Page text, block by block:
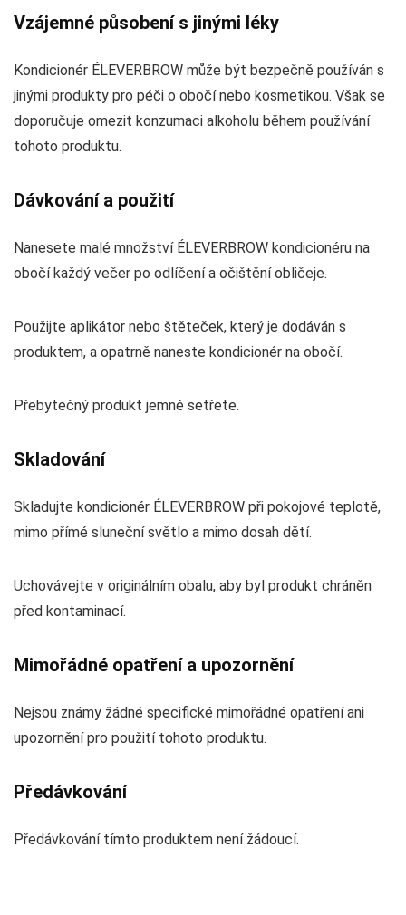
Vzájemné působení s jinými léky
Kondicionér ÉLEVERBROW může být bezpečně používán s
jinými produkty pro péči o obočí nebo kosmetikou. Však se
doporučuje omezit konzumaci alkoholu během používání
tohoto produktu.
Dávkování a použití
Nanesete malé množství ÉLEVERBROW kondicionéru na
obočí každý večer po odlíčení a očištění obličeje.
Použijte aplikátor nebo štěteček, který je dodáván s
produktem, a opatrně naneste kondicionér na obočí.
Přebytečný produkt jemně setřete.
Skladování
Skladujte kondicionér ÉLEVERBROW při pokojové teplotě,
mimo přímé sluneční světlo a mimo dosah dětí.
Uchovávejte v originálním obalu, aby byl produkt chráněn
před kontaminací.
Mimořádné opatření a upozornění
Nejsou známy žádné specifické mimořádné opatření ani
upozornění pro použití tohoto produktu.
Předávkování
Předávkování tímto produktem není žádoucí.